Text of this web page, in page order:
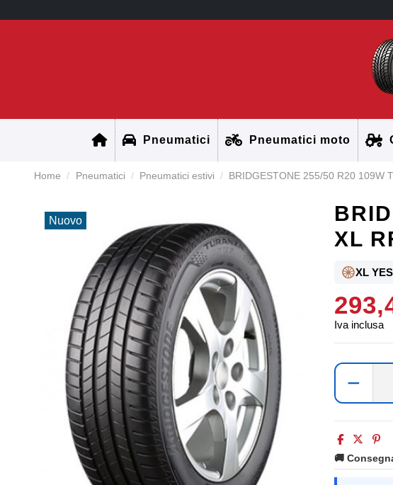
Pneumatici Pneumatici moto
Home Pneumatici Pneumatici estivi BRIDGESTONE 255/50 R20 109W
Nuovo
XL
🛞XL YES
Iva inclusa
−
🚚